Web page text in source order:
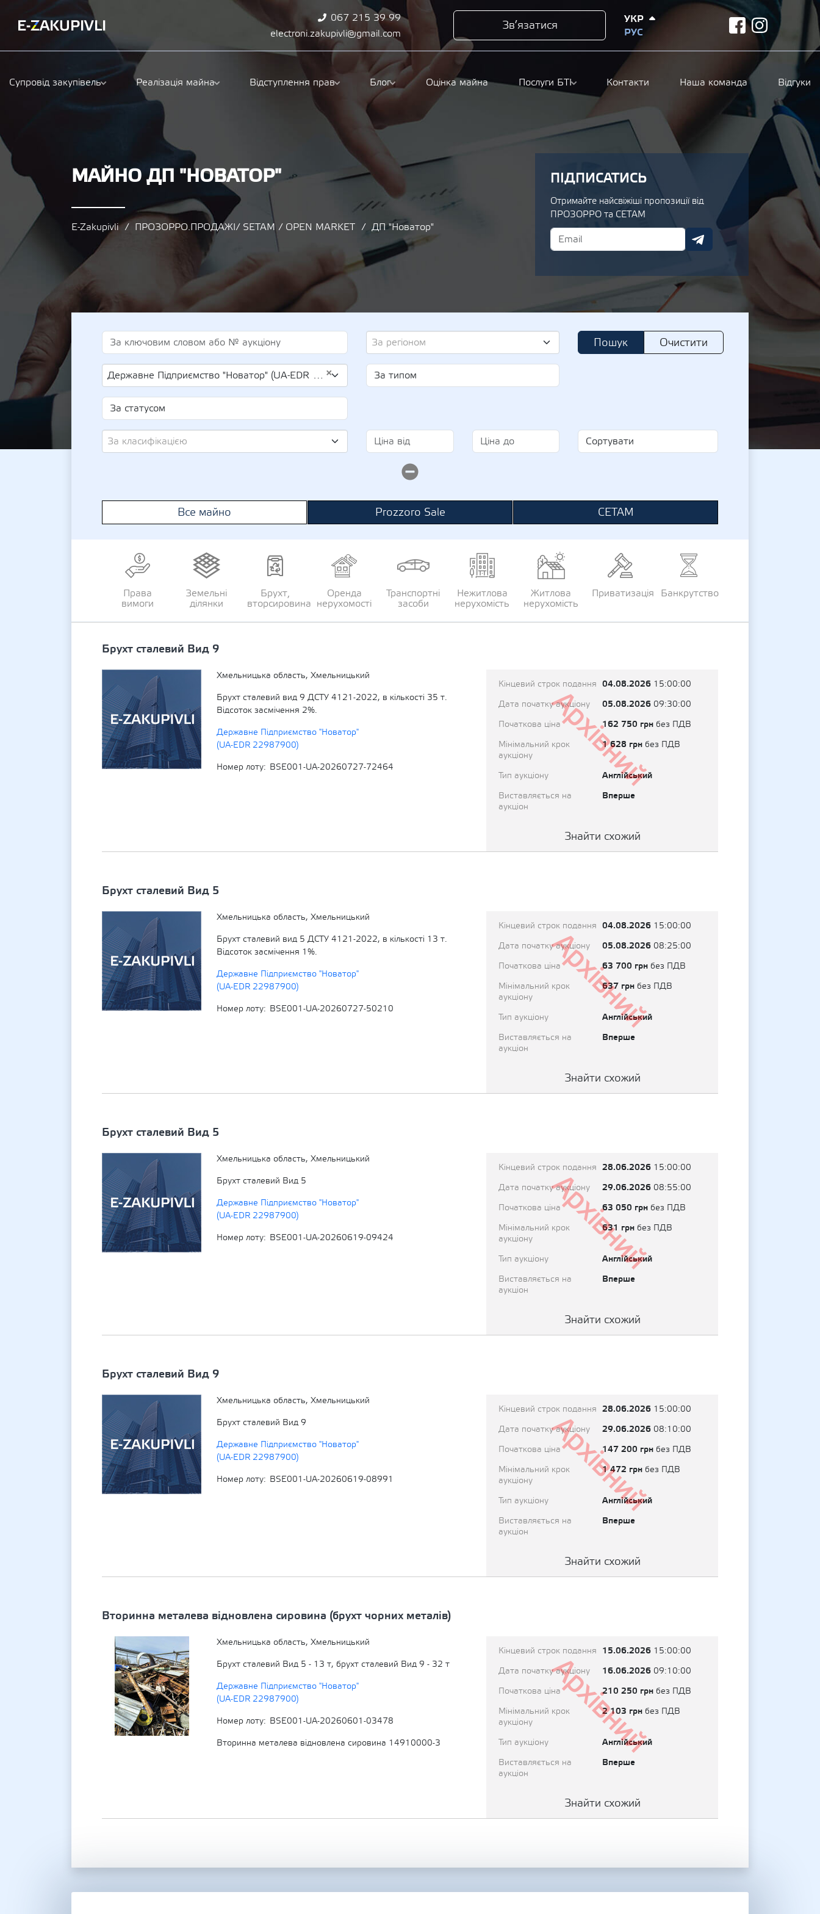
067 215 39 99
electroni.zakupivli@gmail.com
Зв’язатися
УКР
РУС
facebookinstagram
Супровід закупівель Реалізація майна Відступлення прав Блог Оцінка майна Послуги БТІ Контакти Наша команда Відгуки
МАЙНО ДП "НОВАТОР"
E-Zakupivli ПРОЗОРРО.ПРОДАЖІ/ SETAM / OPEN MARKET ДП "Новатор"
ПІДПИСАТИСЬ
Отримайте найсвіжіші пропозиції від
ПРОЗОРРО та СЕТАМ
За регіоном Пошук Очистити
×
Державне Підприємство "Новатор" (UA-EDR 22987900)
За класифікацією
Все майно Prozzoro Sale СЕТАМ
Права
вимоги
Земельні
ділянки
Брухт,
вторсировина
Оренда
нерухомості
Транспортні
засоби
Нежитлова
нерухомість
Житлова
нерухомість
Приватизація Банкрутство
Брухт сталевий Вид 9
Хмельницька область, Хмельницький
Брухт сталевий вид 9 ДСТУ 4121-2022, в кількості 35 т.
Відсоток засмічення 2%.
Державне Підприємство "Новатор"
(UA-EDR 22987900)
Номер лоту
BSE001-UA-20260727-72464 Архівний
Кінцевий строк подання 04.08.2026 15:00:00
Дата початку аукціону
05.08.2026 09:30:00
Початкова ціна
162 750 грн без ПДВ
Мінімальний крок
аукціону
1 628 грн без ПДВ
Тип аукціону Англійський
Виставляється на
аукціон
Вперше
Знайти схожий
Брухт сталевий Вид 5
Хмельницька область, Хмельницький
Брухт сталевий вид 5 ДСТУ 4121-2022, в кількості 13 т.
Відсоток засмічення 1%.
Державне Підприємство "Новатор"
(UA-EDR 22987900)
Номер лоту
BSE001-UA-20260727-50210 Архівний
Кінцевий строк подання 04.08.2026 15:00:00
Дата початку аукціону
05.08.2026 08:25:00
Початкова ціна
63 700 грн без ПДВ
Мінімальний крок
аукціону
637 грн без ПДВ
Тип аукціону Англійський
Виставляється на
аукціон
Вперше
Знайти схожий
Брухт сталевий Вид 5
Хмельницька область, Хмельницький
Брухт сталевий Вид 5
Державне Підприємство "Новатор"
(UA-EDR 22987900)
Номер лоту
BSE001-UA-20260619-09424 Архівний
Кінцевий строк подання 28.06.2026 15:00:00
Дата початку аукціону
29.06.2026 08:55:00
Початкова ціна
63 050 грн без ПДВ
Мінімальний крок
аукціону
631 грн без ПДВ
Тип аукціону Англійський
Виставляється на
аукціон
Вперше
Знайти схожий
Брухт сталевий Вид 9
Хмельницька область, Хмельницький
Брухт сталевий Вид 9
Державне Підприємство "Новатор"
(UA-EDR 22987900)
Номер лоту
BSE001-UA-20260619-08991 Архівний
Кінцевий строк подання 28.06.2026 15:00:00
Дата початку аукціону
29.06.2026 08:10:00
Початкова ціна
147 200 грн без ПДВ
Мінімальний крок
аукціону
1 472 грн без ПДВ
Тип аукціону Англійський
Виставляється на
аукціон
Вперше
Знайти схожий
Вторинна металева відновлена сировина (брухт чорних металів)
Хмельницька область, Хмельницький
Брухт сталевий Вид 5 - 13 т, брухт сталевий Вид 9 - 32 т
Державне Підприємство "Новатор"
(UA-EDR 22987900)
Номер лоту
BSE001-UA-20260601-03478
Вторинна металева відновлена сировина 14910000-3
Архівний
Кінцевий строк подання 15.06.2026 15:00:00
Дата початку аукціону
16.06.2026 09:10:00
Початкова ціна
210 250 грн без ПДВ
Мінімальний крок
аукціону
2 103 грн без ПДВ
Тип аукціону Англійський
Виставляється на
аукціон
Вперше
Знайти схожий